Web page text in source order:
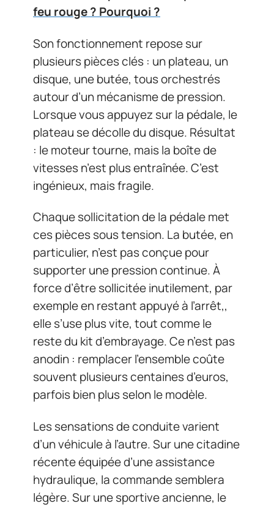
feu rouge ? Pourquoi ?
Son fonctionnement repose sur
plusieurs pièces clés : un plateau, un
disque, une butée, tous orchestrés
autour d’un mécanisme de pression.
Lorsque vous appuyez sur la pédale, le
plateau se décolle du disque. Résultat
: le moteur tourne, mais la boîte de
vitesses n’est plus entraînée. C’est
ingénieux, mais fragile.
Chaque sollicitation de la pédale met
ces pièces sous tension. La butée, en
particulier, n’est pas conçue pour
supporter une pression continue. À
force d’être sollicitée inutilement, par
exemple en restant appuyé à l’arrêt,,
elle s’use plus vite, tout comme le
reste du kit d’embrayage. Ce n’est pas
anodin : remplacer l’ensemble coûte
souvent plusieurs centaines d’euros,
parfois bien plus selon le modèle.
Les sensations de conduite varient
d’un véhicule à l’autre. Sur une citadine
récente équipée d’une assistance
hydraulique, la commande semblera
légère. Sur une sportive ancienne, le